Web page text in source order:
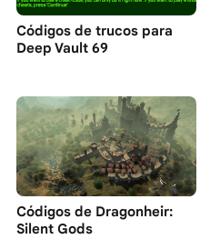
Códigos de trucos para
Deep Vault 69
Códigos de Dragonheir:
Silent Gods